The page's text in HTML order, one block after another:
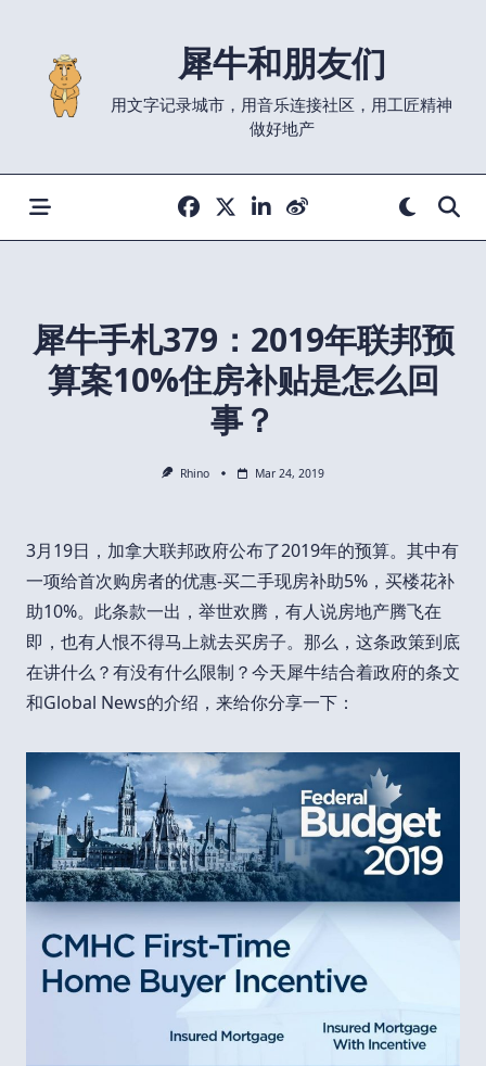
content
犀牛和朋友们
用文字记录城市，用音乐连接社区，用工匠精神
做好地产
犀牛手札379：2019年联邦预
算案10%住房补贴是怎么回
事？
Rhino Mar 24, 2019
3月19日，加拿大联邦政府公布了2019年的预算。其中有
一项给首次购房者的优惠-买二手现房补助5%，买楼花补
助10%。此条款一出，举世欢腾，有人说房地产腾飞在
即，也有人恨不得马上就去买房子。那么，这条政策到底
在讲什么？有没有什么限制？今天犀牛结合着政府的条文
和Global News的介绍，来给你分享一下：